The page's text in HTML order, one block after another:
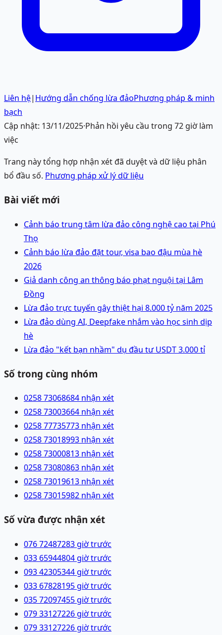
Liên hệ| Hướng dẫn chống lừa đảoPhương pháp & minh
bạch
Cập nhật: 13/11/2025·Phản hồi yêu cầu trong 72 giờ làm
việc
Trang này tổng hợp nhận xét đã duyệt và dữ liệu phân
bổ đầu số. Phương pháp xử lý dữ liệu
Bài viết mới
Cảnh báo trung tâm lừa đảo công nghệ cao tại Phú
Thọ
Cảnh báo lừa đảo đặt tour, visa bao đậu mùa hè
2026
Giả danh công an thông báo phạt nguội tại Lâm
Đồng
Lừa đảo trực tuyến gây thiệt hại 8.000 tỷ năm 2025
Lừa đảo dùng AI, Deepfake nhắm vào học sinh dịp
hè
Lừa đảo "kết bạn nhầm" dụ đầu tư USDT 3.000 tỉ
Số trong cùng nhóm
0258 73068684 nhận xét
0258 73003664 nhận xét
0258 77735773 nhận xét
0258 73018993 nhận xét
0258 73000813 nhận xét
0258 73080863 nhận xét
0258 73019613 nhận xét
0258 73015982 nhận xét
Số vừa được nhận xét
076 72487283 giờ trước
033 65944804 giờ trước
093 42305344 giờ trước
033 67828195 giờ trước
035 72097455 giờ trước
079 33127226 giờ trước
079 33127226 giờ trước